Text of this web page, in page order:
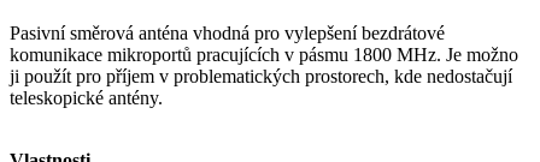
Pasivní směrová anténa vhodná pro vylepšení bezdrátové
komunikace mikroportů pracujících v pásmu 1800 MHz. Je možno
ji použít pro příjem v problematických prostorech, kde nedostačují
teleskopické antény.